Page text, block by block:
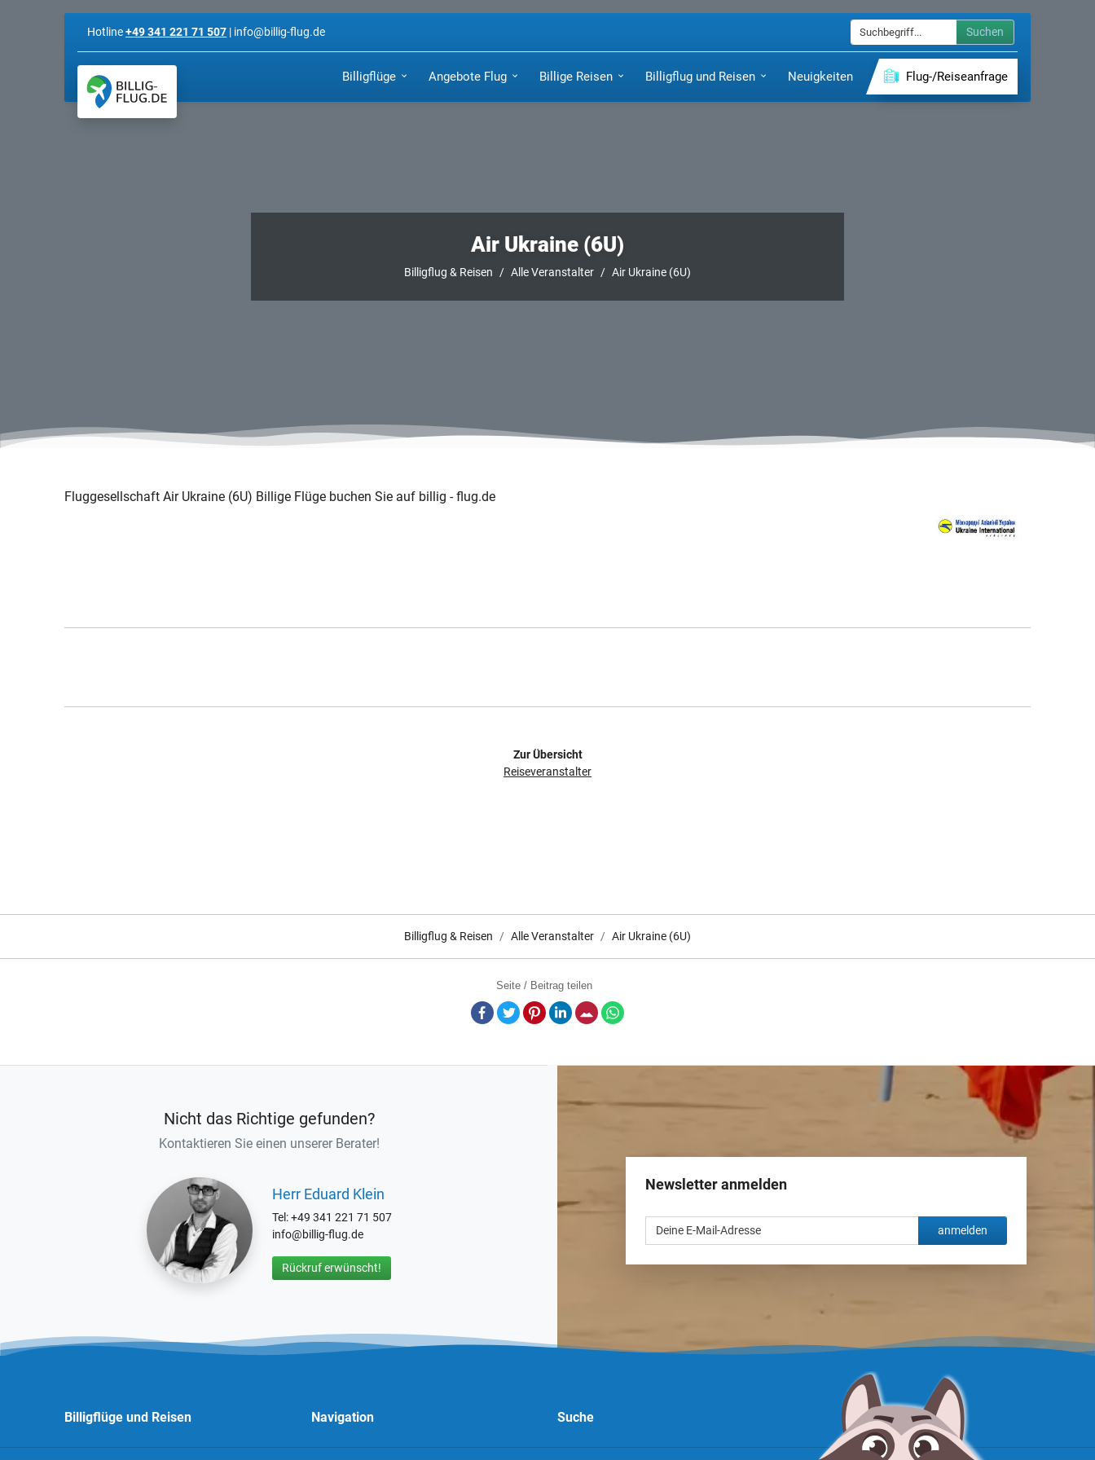
Hotline+49 341 221 71 507 | info@billig-flug.de Suchen
Billigflüge Angebote Flug Billige Reisen Billigflug und Reisen Neuigkeiten Flug-/Reiseanfrage
Air Ukraine (6U)
Billigflug & Reisen Alle Veranstalter Air Ukraine (6U)
Fluggesellschaft Air Ukraine (6U) Billige Flüge buchen Sie auf billig - flug.de
Zur Übersicht
Reiseveranstalter
Billigflug & Reisen Alle Veranstalter Air Ukraine (6U)
Seite / Beitrag teilen
Facebook
TwitterPinterestLinkedInE-Mail
Nicht das Richtige gefunden?
Kontaktieren Sie einen unserer Berater!
Herr Eduard Klein
Tel: +49 341 221 71 507
info@billig-flug.de
Rückruf erwünscht!
Newsletter anmelden
anmelden
Billigflüge und Reisen Navigation Suche